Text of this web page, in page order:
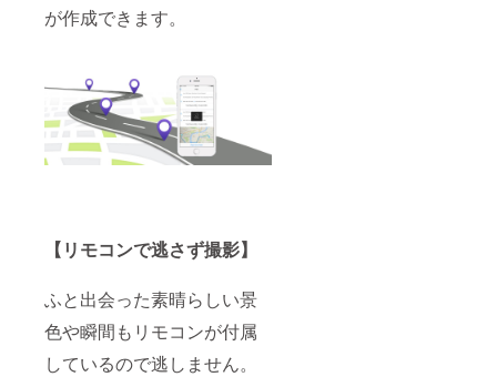
が作成できます。
【リモコンで逃さず撮影】
ふと出会った素晴らしい景
色や瞬間もリモコンが付属
しているので逃しません。